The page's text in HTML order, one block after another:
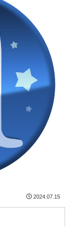
2024.07.15